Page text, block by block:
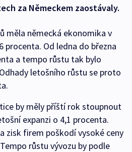
za Německem zaostávaly.
měla německá ekonomika v
procenta. Od ledna do března
a tempo růstu tak bylo
letošního růstu se proto
by měly příští rok stoupnout
expanzi o 4,1 procenta.
zisk firem poškodí vysoké ceny
růstu vývozu by podle